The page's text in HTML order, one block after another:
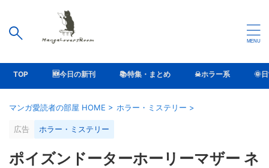
TOP 🆕今日の新刊 📚特集・まとめ ☠ホラー系 🌞
マンガ愛読者の部屋 HOME > ホラー・ミステリー >
広告 ホラー・ミステリー
ポイズンドーターホーリーマザー ネ